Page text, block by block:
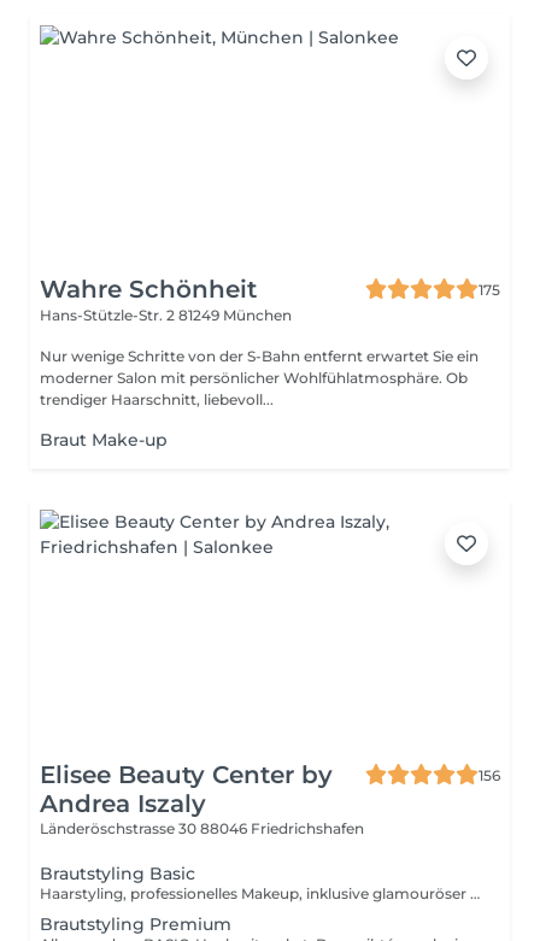
Wahre Schönheit
175
Hans-Stützle-Str. 2 81249 München
Nur wenige Schritte von der S-Bahn entfernt erwartet Sie ein
moderner Salon mit persönlicher Wohlfühlatmosphäre. Ob
trendiger Haarschnitt, liebevoll...
Braut Make-up
Elisee Beauty Center by
Andrea Iszaly
156
Länderöschstrasse 30 88046 Friedrichshafen
Brautstyling Basic
Haarstyling, professionelles Makeup, inklusive glamouröser Probetermin! Probetermin 2St.
Brautstyling Premium